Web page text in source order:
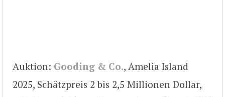
Auktion: Gooding & Co., Amelia Island
2025, Schätzpreis 2 bis 2,5 Millionen Dollar,